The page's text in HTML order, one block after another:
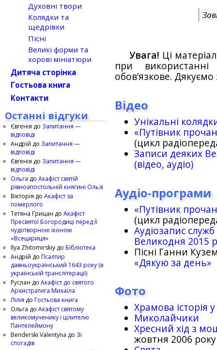
Увага! Ці
при
обов’язкове.
Відео
Унікальні
«Путівник
(цикл
Записи деяких
(відео, аудіо)
Аудіо-програми
«Путівник
(цикл
Аудіозапис
Великодня 2015
Пісні Ганни
«Дякую за день»
Фото
Храмова історія
Миколайчики
Хресний хід з
жовтня 2006 року
Духовні твори
Колядки та
щедрівки
Пісні
Великі форми та
хорові мініатюри
Дитяча сторінка
Гостьова книга
Контакти
Останні відгуки
Євгенія до Запитання —
відповіді
Андрій до Запитання —
відповіді
Євгенія до Запитання —
відповіді
Ольга до Акафіст святій
рівноапостольній княгині Ользі
Вікторія до Акафіст за
померлого
Тетяна Грицан до Акафіст
Пресвятої Богородиці перед Її
чудотворною іконою
«Всецариця»
Ilya Zhitomirskiy до Бібліотека
Андрій до Псалтир
давньоукраїнський 1643 року (в
українській транслітерації)
Руслан до Акафіст до святого
Архистратига Михаїла
Лілія до Гостьова книга
Ольга до Акафіст святому
великомученику і цілителю
Пантелеймону
Benderski Valentyna до Зі
спогадів